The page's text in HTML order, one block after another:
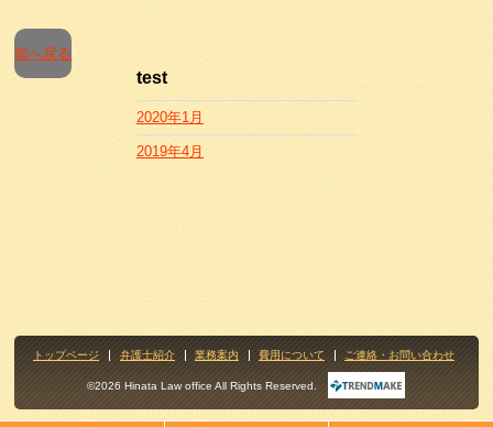
前へ戻る
test
2020年1月
2019年4月
トップページ 弁護士紹介 業務案内 費用について ご連絡・お問い合わせ
©2026 Hinata Law office All Rights Reserved.